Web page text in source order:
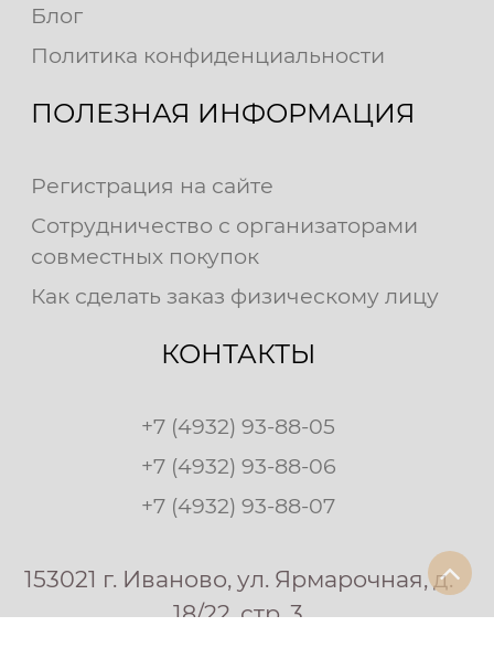
Блог
Политика конфиденциальности
ПОЛЕЗНАЯ ИНФОРМАЦИЯ
Регистрация на сайте
Сотрудничество с организаторами
совместных покупок
Как сделать заказ физическому лицу
КОНТАКТЫ
+7 (4932) 93-88-05
+7 (4932) 93-88-06
+7 (4932) 93-88-07
153021 г. Иваново, ул. Ярмарочная, д.
18/22, стр. 3